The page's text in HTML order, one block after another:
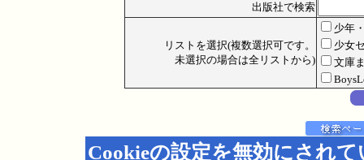
出版社で検索
リストを選択(複数選択可です。
未選択の場合は全リストから)
少年
少女
文庫
Cookieの設定を無効にされ